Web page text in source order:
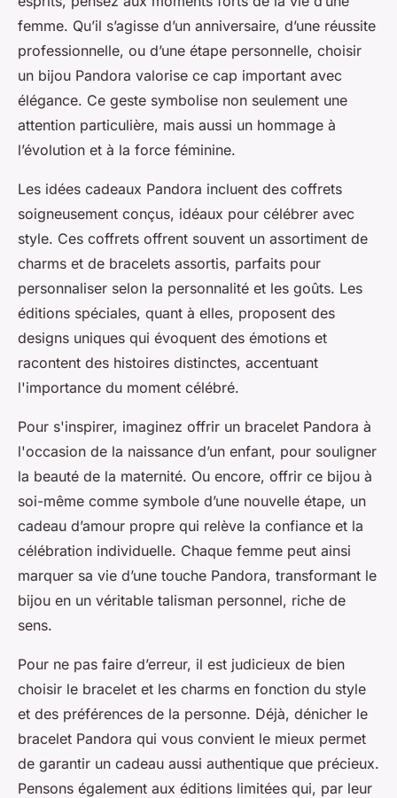
femme. Qu’il s’agisse d’un anniversaire, d’une réussite
professionnelle, ou d’une étape personnelle, choisir
un bijou Pandora valorise ce cap important avec
élégance. Ce geste symbolise non seulement une
attention particulière, mais aussi un hommage à
l’évolution et à la force féminine.
Les idées cadeaux Pandora incluent des coffrets
soigneusement conçus, idéaux pour célébrer avec
style. Ces coffrets offrent souvent un assortiment de
charms et de bracelets assortis, parfaits pour
personnaliser selon la personnalité et les goûts. Les
éditions spéciales, quant à elles, proposent des
designs uniques qui évoquent des émotions et
racontent des histoires distinctes, accentuant
l'importance du moment célébré.
Pour s'inspirer, imaginez offrir un bracelet Pandora à
l'occasion de la naissance d’un enfant, pour souligner
la beauté de la maternité. Ou encore, offrir ce bijou à
soi-même comme symbole d’une nouvelle étape, un
cadeau d’amour propre qui relève la confiance et la
célébration individuelle. Chaque femme peut ainsi
marquer sa vie d’une touche Pandora, transformant le
bijou en un véritable talisman personnel, riche de
sens.
Pour ne pas faire d’erreur, il est judicieux de bien
choisir le bracelet et les charms en fonction du style
et des préférences de la personne. Déjà, dénicher le
bracelet Pandora qui vous convient le mieux permet
de garantir un cadeau aussi authentique que précieux.
Pensons également aux éditions limitées qui, par leur